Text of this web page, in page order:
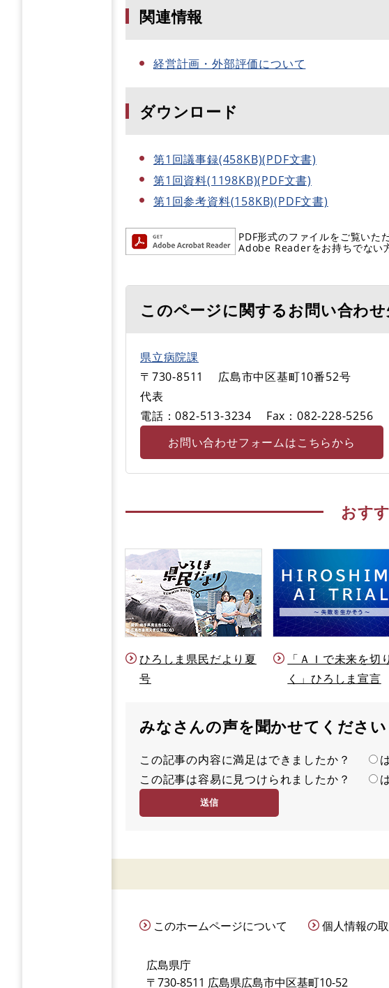
関連情報
経営計画・外部評価について
ダウンロード
第1回議事録(458KB)(PDF文書)
第1回資料(1198KB)(PDF文書)
第1回参考資料(158KB)(PDF文書)
PDF形式のファイルをご覧い
Adobe Readerをお持ちでない
このページに関するお問い合わ
県立病院課
〒730-8511
広島市中区基町10番52号
代表
電話：082-513-3234
Fax：082-228-5256
お問い合わせフォームはこちらから
おす
ひろしま県民だより夏
号
「ＡＩで未来を切
く」ひろしま宣言
みなさんの声を聞かせてください
満
足
この記事の内容に満足はできましたか？
容
度
この記事は容易に見つけられましたか？
このホームページについて 個人情報の
広島県庁
〒730-8511 広島県広島市中区基町10-52